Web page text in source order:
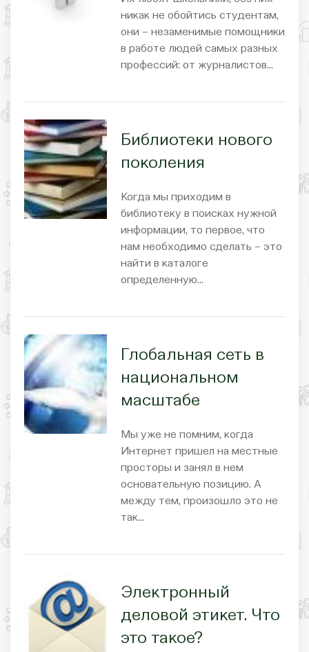
никак не обойтись студентам,
они – незаменимые помощники
в работе людей самых разных
профессий: от журналистов…
Библиотеки нового
поколения
Когда мы приходим в
библиотеку в поисках нужной
информации, то первое, что
нам необходимо сделать – это
найти в каталоге
определенную…
Глобальная сеть в
национальном
масштабе
Мы уже не помним, когда
Интернет пришел на местные
просторы и занял в нем
основательную позицию. А
между тем, произошло это не
так…
Электронный
деловой этикет. Что
это такое?